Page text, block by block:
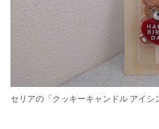
セリアの「クッキーキャンドル アイシ